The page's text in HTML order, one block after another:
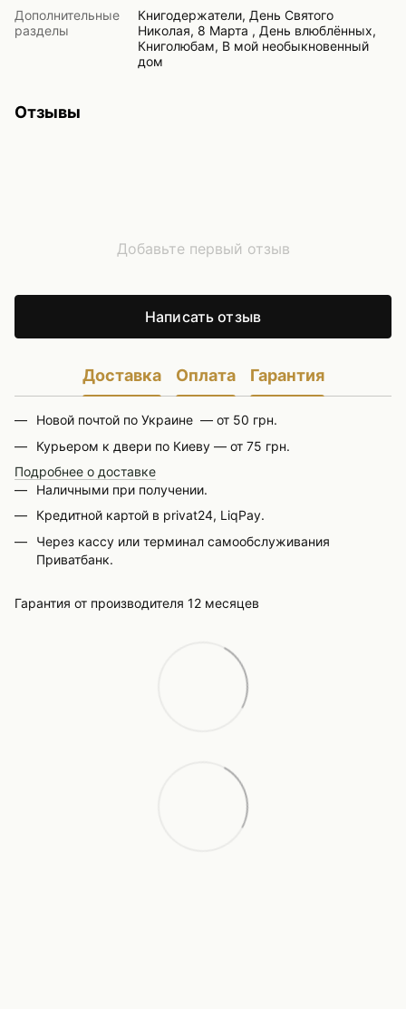
Дополнительные
разделы
Книгодержатели, День Святого
Николая, 8 Марта , День влюблённых,
Книголюбам, В мой необыкновенный
дом
Отзывы
Добавьте первый отзыв
Написать отзыв
Доставка Оплата Гарантия
Новой почтой по Украине — от 50 грн.
Курьером к двери по Киеву — от 75 грн.
Подробнее о доставке
Наличными при получении.
Кредитной картой в privat24, LiqPay.
Через кассу или терминал самообслуживания
Приватбанк.
Гарантия от производителя 12 месяцев